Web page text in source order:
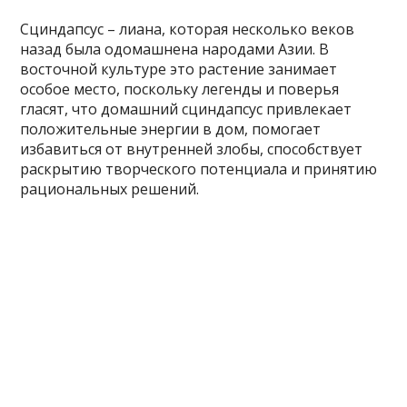
Сциндапсус – лиана, которая несколько веков
назад была одомашнена народами Азии. В
восточной культуре это растение занимает
особое место, поскольку легенды и поверья
гласят, что домашний сциндапсус привлекает
положительные энергии в дом, помогает
избавиться от внутренней злобы, способствует
раскрытию творческого потенциала и принятию
рациональных решений.